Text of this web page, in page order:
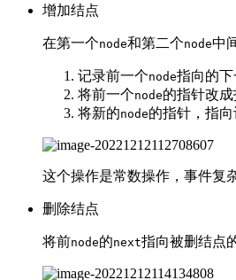
增加结点
在第一个node和第二个node中
记录前一个node指向的下
将前一个node的指针改
将新的node的指针，指
这个操作是常数操作，事件复
删除结点
将前node的next指向被删结点